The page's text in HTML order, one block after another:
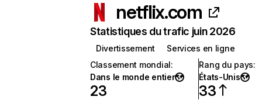
netflix.com
Statistiques du trafic juin 2026
Divertissement
Services en ligne
Classement mondial:
Dans le monde entier
23
Rang du pays:
États-Unis
33